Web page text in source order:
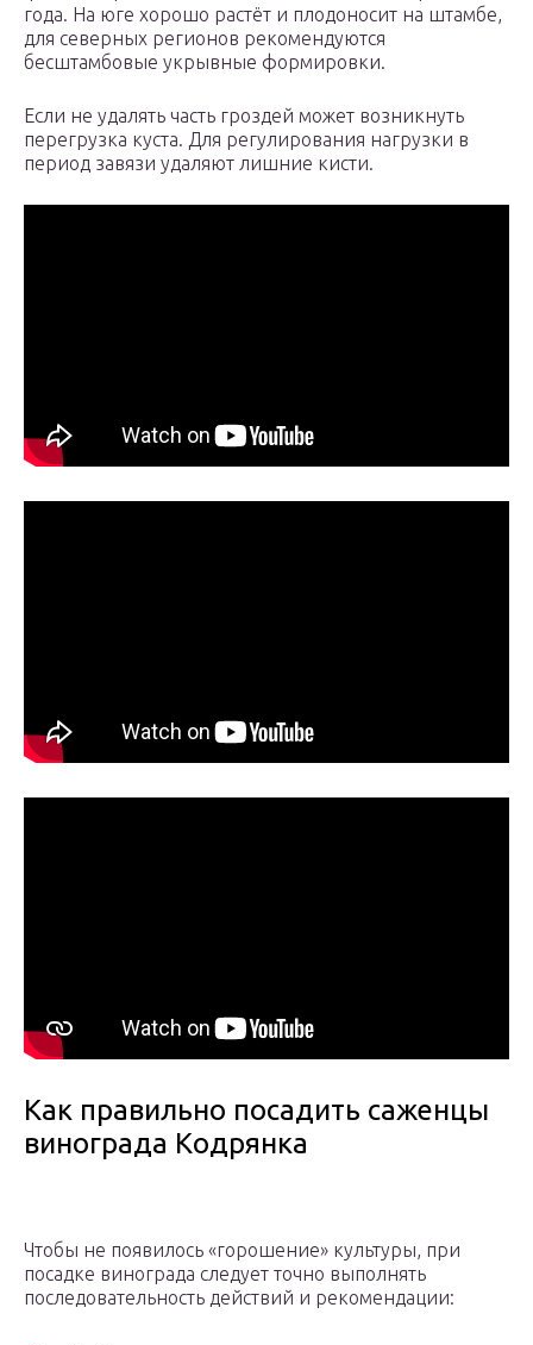
года. На юге хорошо растёт и плодоносит на штамбе,
для северных регионов рекомендуются
бесштамбовые укрывные формировки.
Если не удалять часть гроздей может возникнуть
перегрузка куста. Для регулирования нагрузки в
период завязи удаляют лишние кисти.
Как правильно посадить саженцы
винограда Кодрянка
Чтобы не появилось «горошение» культуры, при
посадке винограда следует точно выполнять
последовательность действий и рекомендации: